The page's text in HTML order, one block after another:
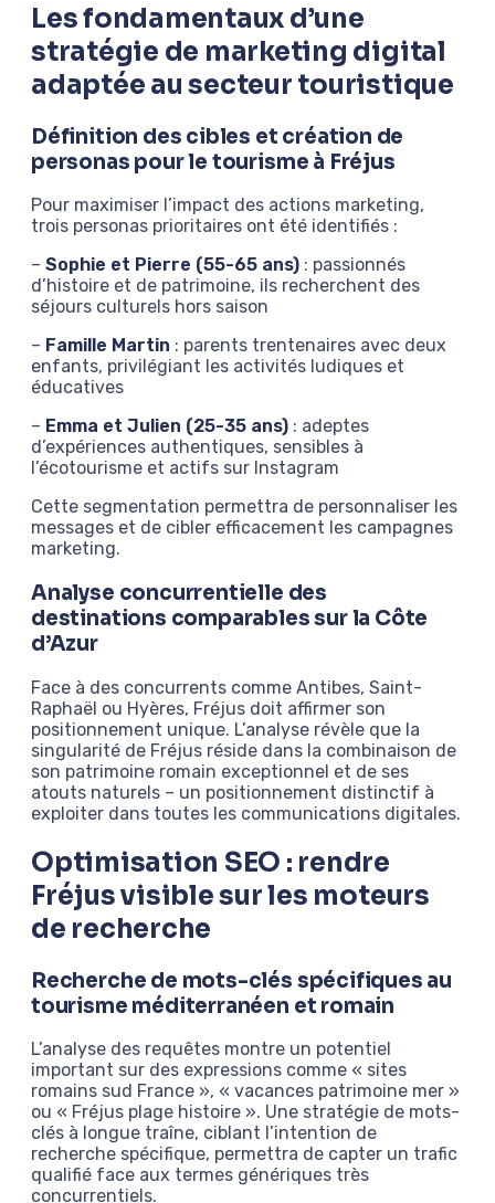
Les fondamentaux d’une
stratégie de marketing digital
adaptée au secteur touristique
Définition des cibles et création de
personas pour le tourisme à Fréjus
Pour maximiser l’impact des actions marketing,
trois personas prioritaires ont été identifiés :
– Sophie et Pierre (55-65 ans) : passionnés
d’histoire et de patrimoine, ils recherchent des
séjours culturels hors saison
– Famille Martin : parents trentenaires avec deux
enfants, privilégiant les activités ludiques et
éducatives
– Emma et Julien (25-35 ans) : adeptes
d’expériences authentiques, sensibles à
l’écotourisme et actifs sur Instagram
Cette segmentation permettra de personnaliser les
messages et de cibler efficacement les campagnes
marketing.
Analyse concurrentielle des
destinations comparables sur la Côte
d’Azur
Face à des concurrents comme Antibes, Saint-
Raphaël ou Hyères, Fréjus doit affirmer son
positionnement unique. L’analyse révèle que la
singularité de Fréjus réside dans la combinaison de
son patrimoine romain exceptionnel et de ses
atouts naturels – un positionnement distinctif à
exploiter dans toutes les communications digitales.
Optimisation SEO : rendre
Fréjus visible sur les moteurs
de recherche
Recherche de mots-clés spécifiques au
tourisme méditerranéen et romain
L’analyse des requêtes montre un potentiel
important sur des expressions comme « sites
romains sud France », « vacances patrimoine mer »
ou « Fréjus plage histoire ». Une stratégie de mots-
clés à longue traîne, ciblant l’intention de
recherche spécifique, permettra de capter un trafic
qualifié face aux termes génériques très
concurrentiels.